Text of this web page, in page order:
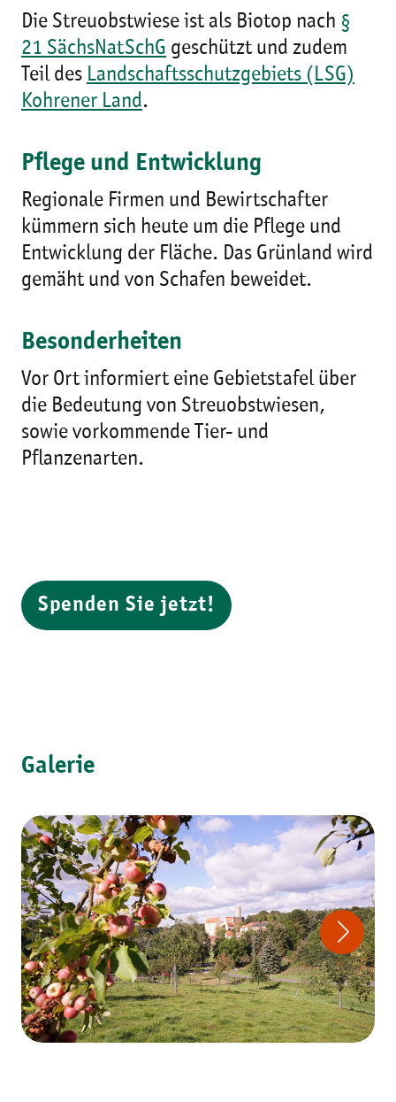
Die Streuobstwiese ist als Biotop nach §
21 SächsNatSchG geschützt und zudem
Teil des Landschaftsschutzgebiets (LSG)
Kohrener Land.
Pflege und Entwicklung
Regionale Firmen und Bewirtschafter
kümmern sich heute um die Pflege und
Entwicklung der Fläche. Das Grünland wird
gemäht und von Schafen beweidet.
Besonderheiten
Vor Ort informiert eine Gebietstafel über
die Bedeutung von Streuobstwiesen,
sowie vorkommende Tier- und
Pflanzenarten.
Spenden Sie jetzt!
Galerie